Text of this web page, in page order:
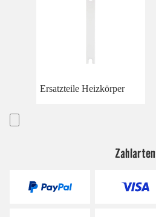
Ersatzteile Heizkörper
Zahlarten